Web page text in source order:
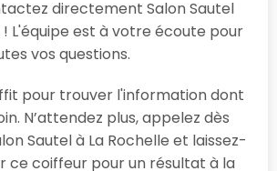
directement Salon Sautel
L'équipe est à votre écoute pour
vos questions.
pour trouver l'information dont
N’attendez plus, appelez dès
Sautel à La Rochelle et laissez-
ce coiffeur pour un résultat à la